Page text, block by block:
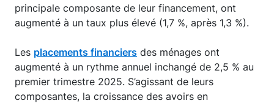
principale composante de leur financement, ont
augmenté à un taux plus élevé (1,7 %, après 1,3 %).
Les placements financiers des ménages ont
augmenté à un rythme annuel inchangé de 2,5 % au
premier trimestre 2025. S’agissant de leurs
composantes, la croissance des avoirs en